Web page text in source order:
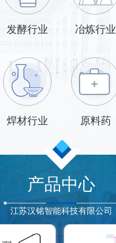
发酵行业 冶炼行业
焊材行业 原料药
产品中心
江苏汉铭智能科技有限公司